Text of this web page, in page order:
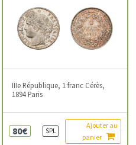
IIIe République, 1 franc Cérès,
1894 Paris
80€ SPL
Ajouter au
panier